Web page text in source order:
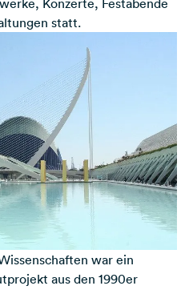
Konzerte, Festabende
statt.
war ein
aus den 1990er